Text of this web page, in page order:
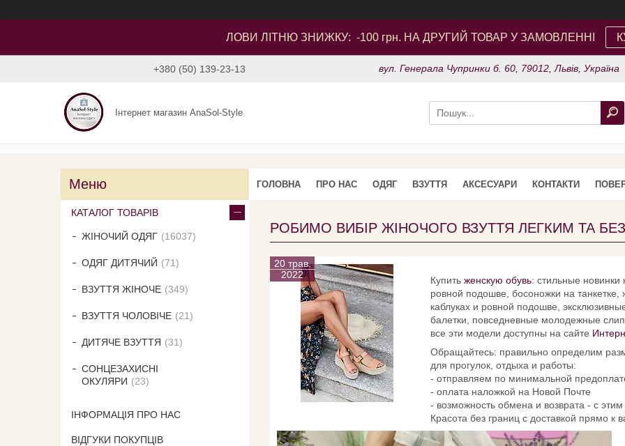
ЛОВИ ЛІТНЮ ЗНИЖКУ: -100 грн. НА ДРУГИЙ ТОВАР У ЗАМОВЛЕННІ
+380 (50) 139-23-13 вул. Генерала Чупринки б. 60, 79012, Львів, Україна
Інтернет магазин AnaSol-Style
ГОЛОВНА ПРО НАС ОДЯГ ВЗУТТЯ АКСЕСУАРИ КОНТАКТИ
РОБИМО ВИБІР ЖІНОЧОГО ВЗУТТЯ ЛЕГКИМ ТА
20 трав.
2022
Купить женскую обувь: стильные
ровной подошве, босоножки на
каблуках и ровной подошве,
балетки, повседневные молодежные
все эти модели доступны на сайте
Обращайтесь: правильно определим
для прогулок, отдыха и работы:
- отправляем по минимальной
- оплата наложкой на Новой Почте
- возможность обмена и возврата - с
Красота без границ с доставкой прямо к
КАТАЛОГ ТОВАРІВ
ЖІНОЧИЙ ОДЯГ 16037
ОДЯГ ДИТЯЧИЙ 71
ВЗУТТЯ ЖІНОЧЕ 349
ВЗУТТЯ ЧОЛОВІЧЕ 21
ДИТЯЧЕ ВЗУТТЯ 31
СОНЦЕЗАХИСНІ
ОКУЛЯРИ
23
ІНФОРМАЦІЯ ПРО НАС
ВІДГУКИ ПОКУПЦІВ